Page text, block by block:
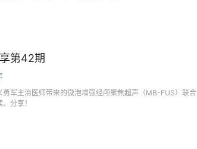
第42期
军主治医师带来的微泡增强经颅聚焦超声（MB-FUS）联合
分享！